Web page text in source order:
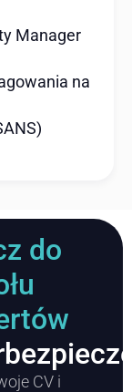
Manager
na
do
CV i